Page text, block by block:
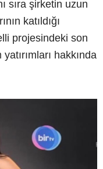
sıra şirketin uzun
katıldığı
projesindeki son
hakkında